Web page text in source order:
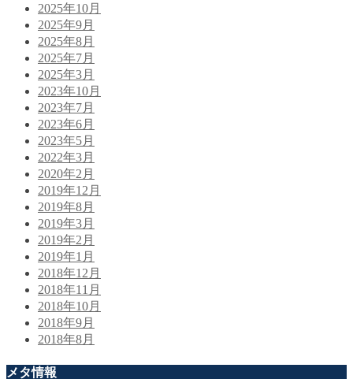
2025年10月
2025年9月
2025年8月
2025年7月
2025年3月
2023年10月
2023年7月
2023年6月
2023年5月
2022年3月
2020年2月
2019年12月
2019年8月
2019年3月
2019年2月
2019年1月
2018年12月
2018年11月
2018年10月
2018年9月
2018年8月
メタ情報